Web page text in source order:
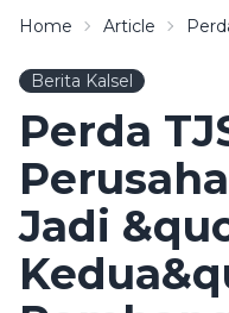
Home Article
Berita Kalsel
Perda
Jadi